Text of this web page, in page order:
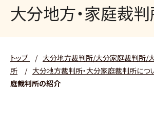
大分地方・家庭裁
トップ / 大分地方裁判所/大分家庭裁判所/
所
/ 大分地方裁判所・大分家庭裁判所につ
庭裁判所の紹介